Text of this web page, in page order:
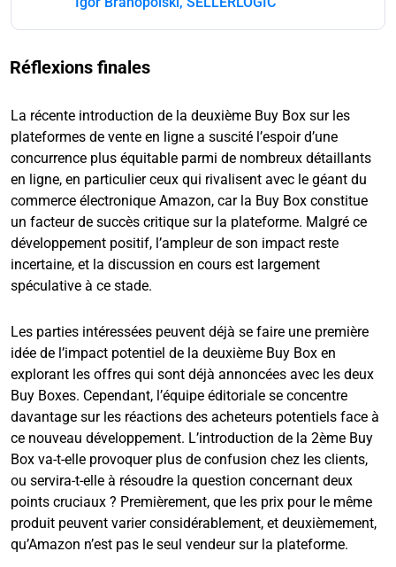
Réflexions finales
La récente introduction de la deuxième Buy Box sur les
plateformes de vente en ligne a suscité l’espoir d’une
concurrence plus équitable parmi de nombreux détaillants
en ligne, en particulier ceux qui rivalisent avec le géant du
commerce électronique Amazon, car la Buy Box constitue
un facteur de succès critique sur la plateforme. Malgré ce
développement positif, l’ampleur de son impact reste
incertaine, et la discussion en cours est largement
spéculative à ce stade.
Les parties intéressées peuvent déjà se faire une première
idée de l’impact potentiel de la deuxième Buy Box en
explorant les offres qui sont déjà annoncées avec les deux
Buy Boxes. Cependant, l’équipe éditoriale se concentre
davantage sur les réactions des acheteurs potentiels face à
ce nouveau développement. L’introduction de la 2ème Buy
Box va-t-elle provoquer plus de confusion chez les clients,
ou servira-t-elle à résoudre la question concernant deux
points cruciaux ? Premièrement, que les prix pour le même
produit peuvent varier considérablement, et deuxièmement,
qu’Amazon n’est pas le seul vendeur sur la plateforme.